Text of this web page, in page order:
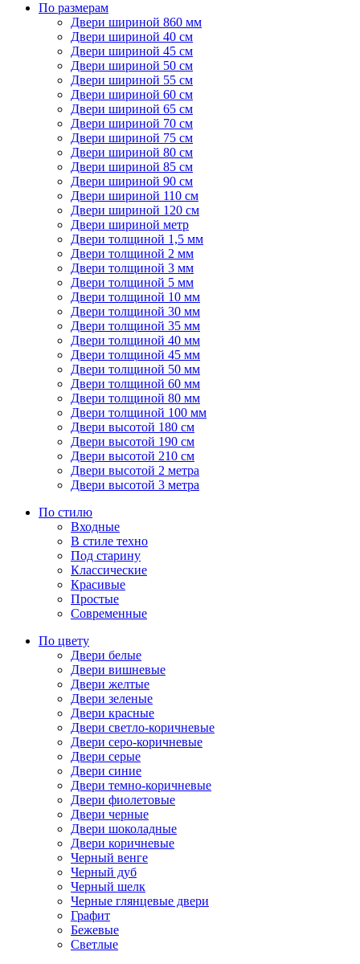
По размерам
Двери шириной 860 мм
Двери шириной 40 см
Двери шириной 45 см
Двери шириной 50 см
Двери шириной 55 см
Двери шириной 60 см
Двери шириной 65 см
Двери шириной 70 см
Двери шириной 75 см
Двери шириной 80 см
Двери шириной 85 см
Двери шириной 90 см
Двери шириной 110 см
Двери шириной 120 см
Двери шириной метр
Двери толщиной 1,5 мм
Двери толщиной 2 мм
Двери толщиной 3 мм
Двери толщиной 5 мм
Двери толщиной 10 мм
Двери толщиной 30 мм
Двери толщиной 35 мм
Двери толщиной 40 мм
Двери толщиной 45 мм
Двери толщиной 50 мм
Двери толщиной 60 мм
Двери толщиной 80 мм
Двери толщиной 100 мм
Двери высотой 180 см
Двери высотой 190 см
Двери высотой 210 см
Двери высотой 2 метра
Двери высотой 3 метра
По стилю
Входные
В стиле техно
Под старину
Классические
Красивые
Простые
Современные
По цвету
Двери белые
Двери вишневые
Двери желтые
Двери зеленые
Двери красные
Двери светло-коричневые
Двери серо-коричневые
Двери серые
Двери синие
Двери темно-коричневые
Двери фиолетовые
Двери черные
Двери шоколадные
Двери коричневые
Черный венге
Черный дуб
Черный шелк
Черные глянцевые двери
Графит
Бежевые
Светлые